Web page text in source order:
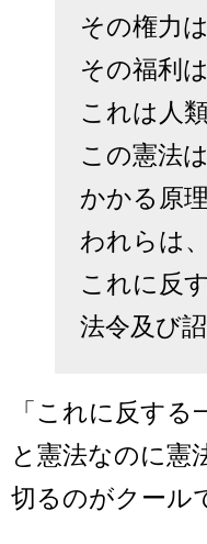
その権力
その福利
これは人
この憲法は
かかる原
われらは、
これに反
「これに反す
と憲法なのに憲
切るのがクール